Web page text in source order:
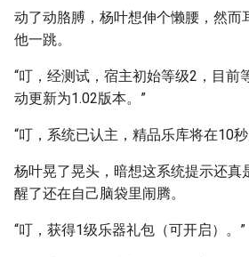
动了动胳膊，杨叶想伸个懒腰，然而
他一跳。
“叮，经测试，宿主初始等级2，目前
动更新为1.02版本。”
“叮，系统已认主，精品乐库将在10
杨叶晃了晃头，暗想这系统提示还真
醒了还在自己脑袋里闹腾。
“叮，获得1级乐器礼包（可开启）。”